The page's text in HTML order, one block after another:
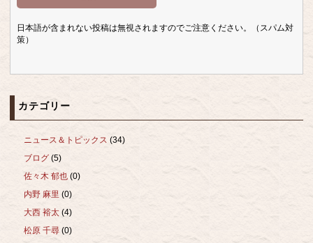
日本語が含まれない投稿は無視されますのでご注意ください。（スパム対
策）
カテゴリー
ニュース＆トピックス (34)
ブログ (5)
佐々木 郁也 (0)
内野 麻里 (0)
大西 裕太 (4)
松原 千尋 (0)